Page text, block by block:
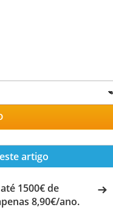
artigo
1500€ de
8,90€/ano.